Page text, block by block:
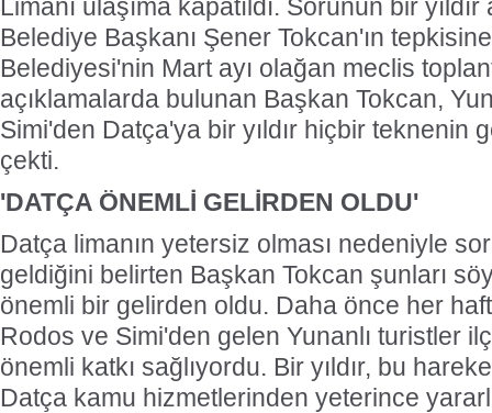
Limanı ulaşıma kapatıldı. Sorunun bir yıldır
Belediye Başkanı Şener Tokcan'ın
Belediyesi'nin Mart ayı olağan meclis
açıklamalarda bulunan Başkan Tokcan,
Simi'den Datça'ya bir yıldır hiçbir teknenin
çekti.
'DATÇA ÖNEMLİ GELİRDEN OLDU'
Datça limanın yetersiz olması nedeniyle
geldiğini belirten Başkan Tokcan şunları
önemli bir gelirden oldu. Daha önce her
Rodos ve Simi'den gelen Yunanlı turistler
önemli katkı sağlıyordu. Bir yıldır, bu
Datça kamu hizmetlerinden yeterince